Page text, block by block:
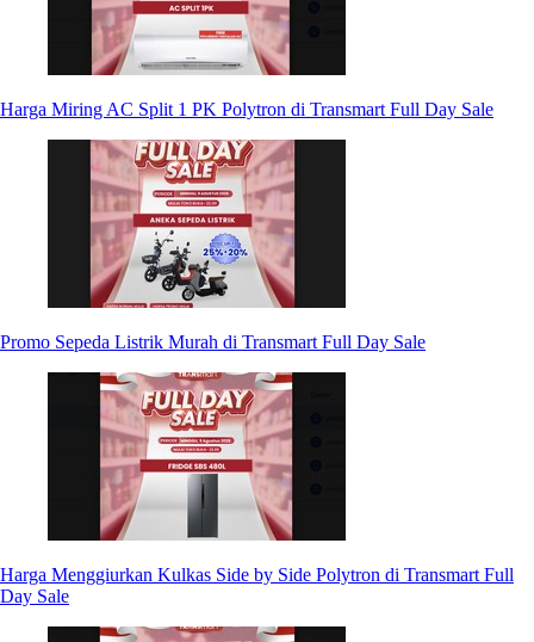
Harga Miring AC Split 1 PK Polytron di Transmart Full Day Sale
Promo Sepeda Listrik Murah di Transmart Full Day Sale
Harga Menggiurkan Kulkas Side by Side Polytron di Transmart Full
Day Sale